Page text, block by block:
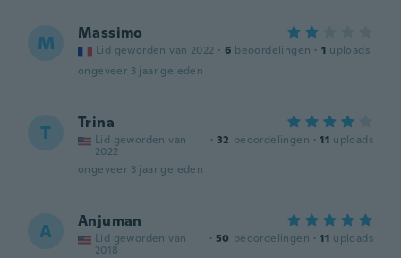
M Massimo
Lid geworden van 2022 · 6 beoordelingen · 1 uploads
ongeveer 3 jaar geleden
T Trina
Lid geworden van
2022
· 32 beoordelingen · 11 uploads
ongeveer 3 jaar geleden
A Anjuman
Lid geworden van
2018
· 50 beoordelingen · 11 uploads